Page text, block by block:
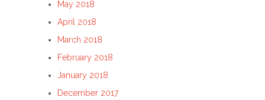
May 2018
April 2018
March 2018
February 2018
January 2018
December 2017